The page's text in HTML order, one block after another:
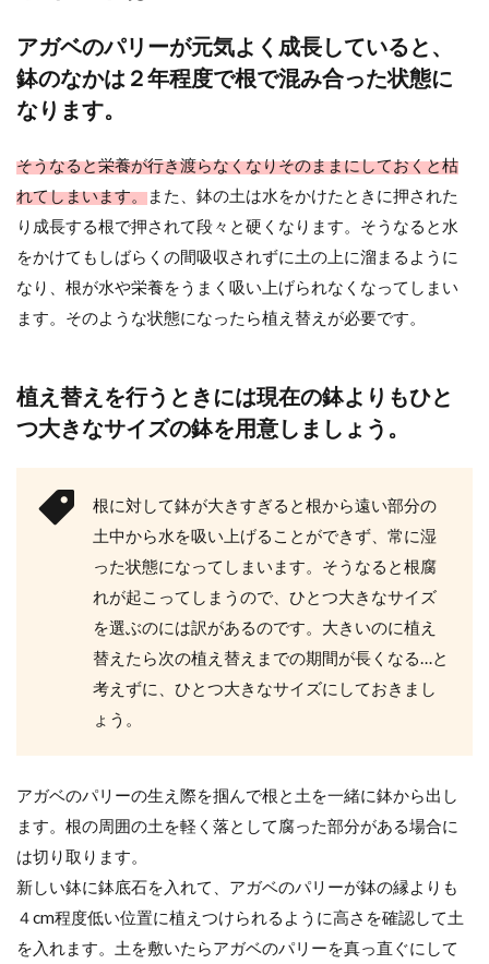
始めは小さかった多肉植物が大きく成長して
いませんか？ 多肉植物も増やすことが出来る
アガベのパリーが元気よく成長していると、
鉢のなかは２年程度で根で混み合った状態に
なります。
そうなると栄養が行き渡らなくなりそのままにしておくと枯
れてしまいます。また、鉢の土は水をかけたときに押された
り成長する根で押されて段々と硬くなります。そうなると水
をかけてもしばらくの間吸収されずに土の上に溜まるように
なり、根が水や栄養をうまく吸い上げられなくなってしまい
ます。そのような状態になったら植え替えが必要です。
植え替えを行うときには現在の鉢よりもひと
つ大きなサイズの鉢を用意しましょう。
根に対して鉢が大きすぎると根から遠い部分の
土中から水を吸い上げることができず、常に湿
った状態になってしまいます。そうなると根腐
れが起こってしまうので、ひとつ大きなサイズ
を選ぶのには訳があるのです。大きいのに植え
替えたら次の植え替えまでの期間が長くなる…と
考えずに、ひとつ大きなサイズにしておきまし
ょう。
アガベのパリーの生え際を掴んで根と土を一緒に鉢から出し
ます。根の周囲の土を軽く落として腐った部分がある場合に
は切り取ります。
新しい鉢に鉢底石を入れて、アガベのパリーが鉢の縁よりも
４cm程度低い位置に植えつけられるように高さを確認して土
を入れます。土を敷いたらアガベのパリーを真っ直ぐにして